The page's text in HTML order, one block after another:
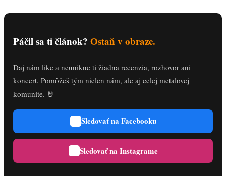
Páčil sa ti článok? Ostaň v obraze.
Daj nám like a neunikne ti žiadna recenzia, rozhovor ani
koncert. Pomôžeš tým nielen nám, ale aj celej metalovej
komunite. 🤘
Sledovať na Facebooku
Sledovať na Instagrame